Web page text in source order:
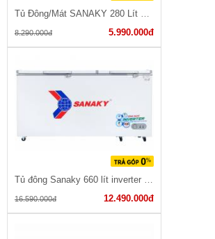
8.290.000đ 5.990.000đ
16.590.000đ 12.490.000đ